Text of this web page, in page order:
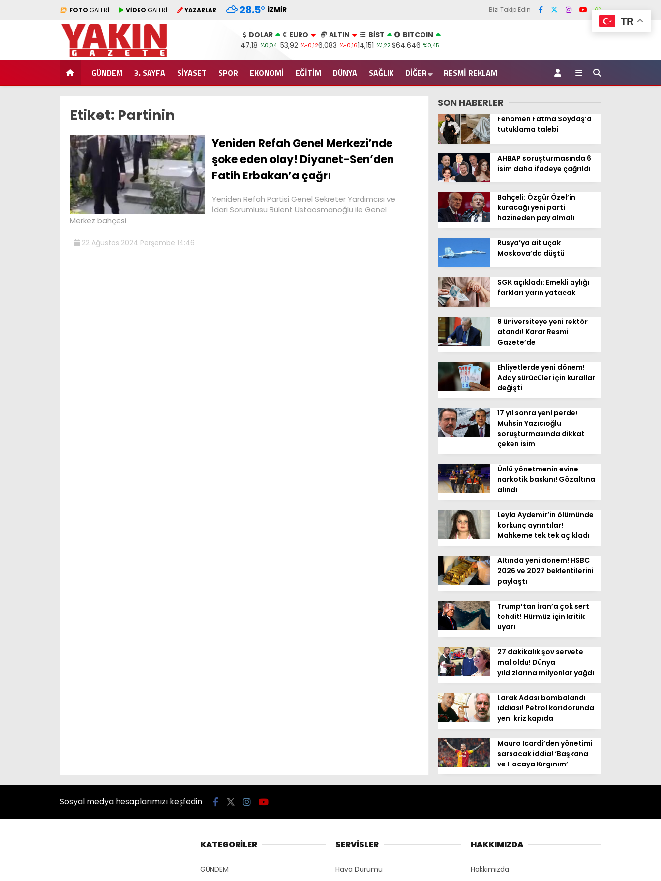
FOTO GALERİ VİDEO GALERİ YAZARLAR 28.5° İZMIR Bizi Takip Edin
DOLAR
47,18 %0,04
EURO
53,92 %-0,12
ALTIN
6,083 %-0,16
BİST
14,151 %1,22
BITCOIN
$64.646 %0,45
GÜNDEM 3. SAYFA SİYASET SPOR EKONOMİ EĞİTİM DÜNYA SAĞLIK DİĞER RESMI REKLAM
Etiket: Partinin
Yeniden Refah Genel Merkezi’nde
şoke eden olay! Diyanet-Sen’den
Fatih Erbakan’a çağrı
Yeniden Refah Partisi Genel Sekreter Yardımcısı ve
İdari Sorumlusu Bülent Ustaosmanoğlu ile Genel
Merkez bahçesi
22 Ağustos 2024 Perşembe 14:46
SON HABERLER
Fenomen Fatma Soydaş’a
tutuklama talebi
AHBAP soruşturmasında 6
isim daha ifadeye çağrıldı
Bahçeli: Özgür Özel’in
kuracağı yeni parti
hazineden pay almalı
Rusya’ya ait uçak
Moskova’da düştü
SGK açıkladı: Emekli aylığı
farkları yarın yatacak
8 üniversiteye yeni rektör
atandı! Karar Resmi
Gazete’de
Ehliyetlerde yeni dönem!
Aday sürücüler için kurallar
değişti
17 yıl sonra yeni perde!
Muhsin Yazıcıoğlu
soruşturmasında dikkat
çeken isim
Ünlü yönetmenin evine
narkotik baskını! Gözaltına
alındı
Leyla Aydemir’in ölümünde
korkunç ayrıntılar!
Mahkeme tek tek açıkladı
Altında yeni dönem! HSBC
2026 ve 2027 beklentilerini
paylaştı
Trump’tan İran’a çok sert
tehdit! Hürmüz için kritik
uyarı
27 dakikalık şov servete
mal oldu! Dünya
yıldızlarına milyonlar yağdı
Larak Adası bombalandı
iddiası! Petrol koridorunda
yeni kriz kapıda
Mauro Icardi’den yönetimi
sarsacak iddia! ‘Başkana
ve Hocaya Kırgınım’
Sosyal medya hesaplarımızı keşfedin
KATEGORİLER
GÜNDEM
SERVİSLER
Hava Durumu
HAKKIMIZDA
Hakkımızda
TR